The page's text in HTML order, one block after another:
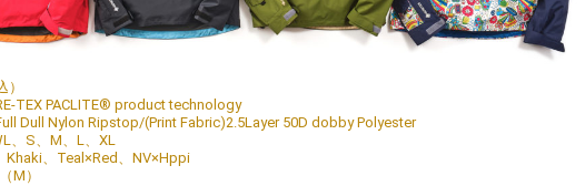
TEX PACLITE® product technology
Dull Nylon Ripstop/(Print Fabric)2.5Layer 50D dobby Polyester
、S、M、L、XL
、Teal×Red、NV×Hppi
M）